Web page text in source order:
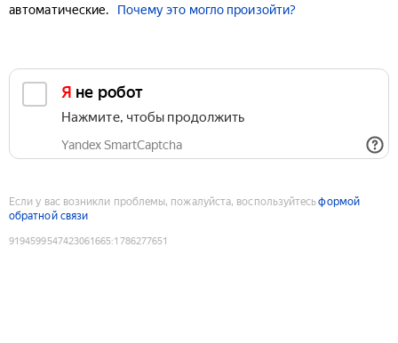
автоматические.
Почему это могло произойти?
Я не робот
Нажмите, чтобы продолжить
Yandex SmartCaptcha
Если у вас возникли проблемы, пожалуйста, воспользуйтесьформой
обратной связи
9194599547423061665:1786277651